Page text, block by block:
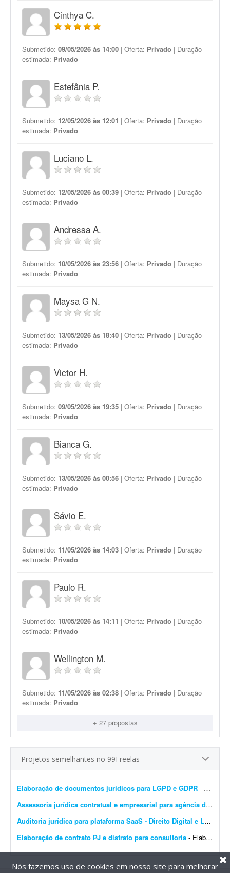
Cinthya C.
Submetido: 09/05/2026 às 14:00 | Oferta: Privado | Duração
estimada: Privado
Estefânia P.
Submetido: 12/05/2026 às 12:01 | Oferta: Privado | Duração
estimada: Privado
Luciano L.
Submetido: 12/05/2026 às 00:39 | Oferta: Privado | Duração
estimada: Privado
Andressa A.
Submetido: 10/05/2026 às 23:56 | Oferta: Privado | Duração
estimada: Privado
Maysa G N.
Submetido: 13/05/2026 às 18:40 | Oferta: Privado | Duração
estimada: Privado
Victor H.
Submetido: 09/05/2026 às 19:35 | Oferta: Privado | Duração
estimada: Privado
Bianca G.
Submetido: 13/05/2026 às 00:56 | Oferta: Privado | Duração
estimada: Privado
Sávio E.
Submetido: 11/05/2026 às 14:03 | Oferta: Privado | Duração
estimada: Privado
Paulo R.
Submetido: 10/05/2026 às 14:11 | Oferta: Privado | Duração
estimada: Privado
Wellington M.
Submetido: 11/05/2026 às 02:38 | Oferta: Privado | Duração
estimada: Privado
+ 27 propostas
Projetos semelhantes no 99Freelas
Elaboração de documentos jurídicos para LGPD e GDPR - Olá! Estou procurando um(a) advogado(a) com experiência comprovada em LGPD, GDPR, Direito Digital e Proteção de Dados para elaborar e revisar toda a documentaç&at...
Assessoria jurídica contratual e empresarial para agência de marketing
Auditoria jurídica para plataforma SaaS - Direito Digital e LGPD
Elaboração de contrato PJ e distrato para consultoria - Elaboração de contrato PJ para consultores de recrutamento e seleção (R&S) que conduzirão processos seletivos, além do respectivo distrato. O contrato...
Nós fazemos uso de cookies em nosso site para melhorar